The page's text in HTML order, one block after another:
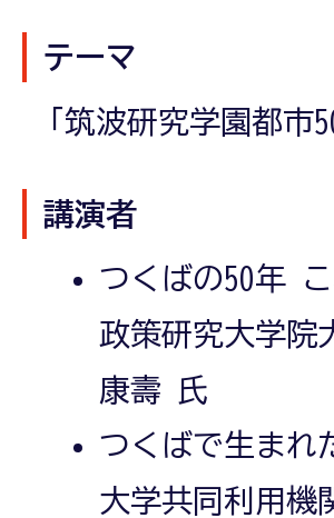
テーマ
「筑波研究学園都
講演者
つくばの50年
政策研究大学院
康壽 氏
つくばで生まれ
大学共同利用機